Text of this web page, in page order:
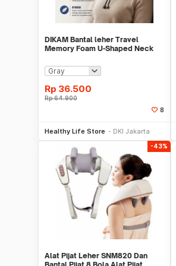
DIKAM Bantal leher Travel
Memory Foam U-Shaped Neck
Rp 36.500
Rp64.900
8
Healthy Life Store DKI Jakarta
-43%
Alat Pijat Leher SNM820 Dan